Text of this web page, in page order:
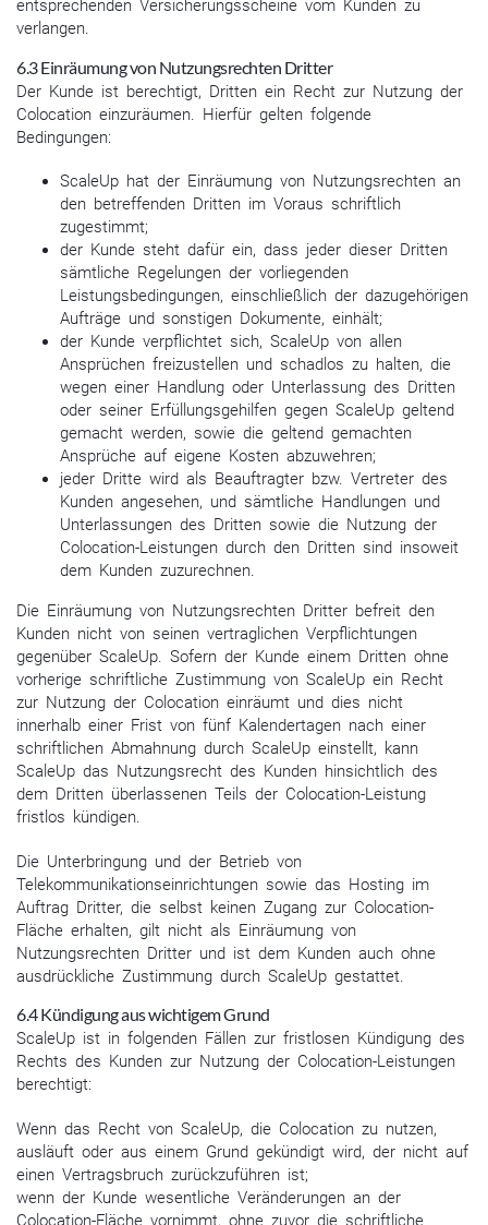
entsprechenden Versicherungsscheine vom Kunden zu
verlangen.
6.3 Einräumung von Nutzungsrechten Dritter
Der Kunde ist berechtigt, Dritten ein Recht zur Nutzung der
Colocation einzuräumen. Hierfür gelten folgende
Bedingungen:
ScaleUp hat der Einräumung von Nutzungsrechten an
den betreffenden Dritten im Voraus schriftlich
zugestimmt;
der Kunde steht dafür ein, dass jeder dieser Dritten
sämtliche Regelungen der vorliegenden
Leistungsbedingungen, einschließlich der dazugehörigen
Aufträge und sonstigen Dokumente, einhält;
der Kunde verpflichtet sich, ScaleUp von allen
Ansprüchen freizustellen und schadlos zu halten, die
wegen einer Handlung oder Unterlassung des Dritten
oder seiner Erfüllungsgehilfen gegen ScaleUp geltend
gemacht werden, sowie die geltend gemachten
Ansprüche auf eigene Kosten abzuwehren;
jeder Dritte wird als Beauftragter bzw. Vertreter des
Kunden angesehen, und sämtliche Handlungen und
Unterlassungen des Dritten sowie die Nutzung der
Colocation-Leistungen durch den Dritten sind insoweit
dem Kunden zuzurechnen.
Die Einräumung von Nutzungsrechten Dritter befreit den
Kunden nicht von seinen vertraglichen Verpflichtungen
gegenüber ScaleUp. Sofern der Kunde einem Dritten ohne
vorherige schriftliche Zustimmung von ScaleUp ein Recht
zur Nutzung der Colocation einräumt und dies nicht
innerhalb einer Frist von fünf Kalendertagen nach einer
schriftlichen Abmahnung durch ScaleUp einstellt, kann
ScaleUp das Nutzungsrecht des Kunden hinsichtlich des
dem Dritten überlassenen Teils der Colocation-Leistung
fristlos kündigen.
Die Unterbringung und der Betrieb von
Telekommunikationseinrichtungen sowie das Hosting im
Auftrag Dritter, die selbst keinen Zugang zur Colocation-
Fläche erhalten, gilt nicht als Einräumung von
Nutzungsrechten Dritter und ist dem Kunden auch ohne
ausdrückliche Zustimmung durch ScaleUp gestattet.
6.4 Kündigung aus wichtigem Grund
ScaleUp ist in folgenden Fällen zur fristlosen Kündigung des
Rechts des Kunden zur Nutzung der Colocation-Leistungen
berechtigt:
Wenn das Recht von ScaleUp, die Colocation zu nutzen,
ausläuft oder aus einem Grund gekündigt wird, der nicht auf
einen Vertragsbruch zurückzuführen ist;
wenn der Kunde wesentliche Veränderungen an der
Colocation-Fläche vornimmt, ohne zuvor die schriftliche